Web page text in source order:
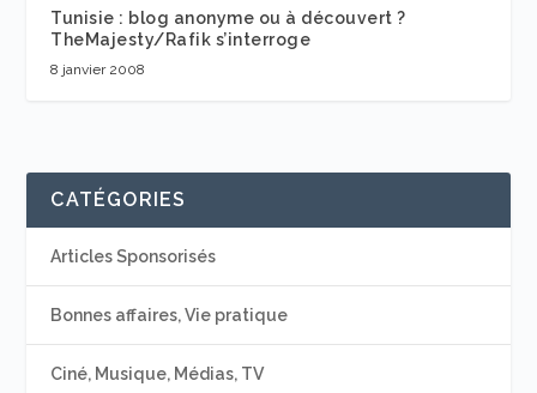
Tunisie : blog anonyme ou à découvert ?
TheMajesty/Rafik s’interroge
8 janvier 2008
CATÉGORIES
Articles Sponsorisés
Bonnes affaires, Vie pratique
Ciné, Musique, Médias, TV